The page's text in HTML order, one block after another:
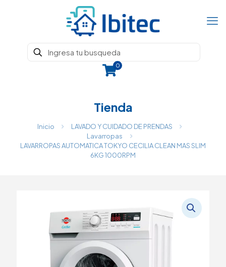
0
Tienda
Inicio
LAVADO Y CUIDADO DE PRENDAS
Lavarropas
LAVARROPAS AUTOMATICA TOKYO CECILIA CLEAN MAS SLIM
6KG 1000RPM